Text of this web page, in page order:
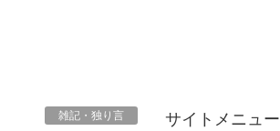
雑記・独り言 サイトメニュー